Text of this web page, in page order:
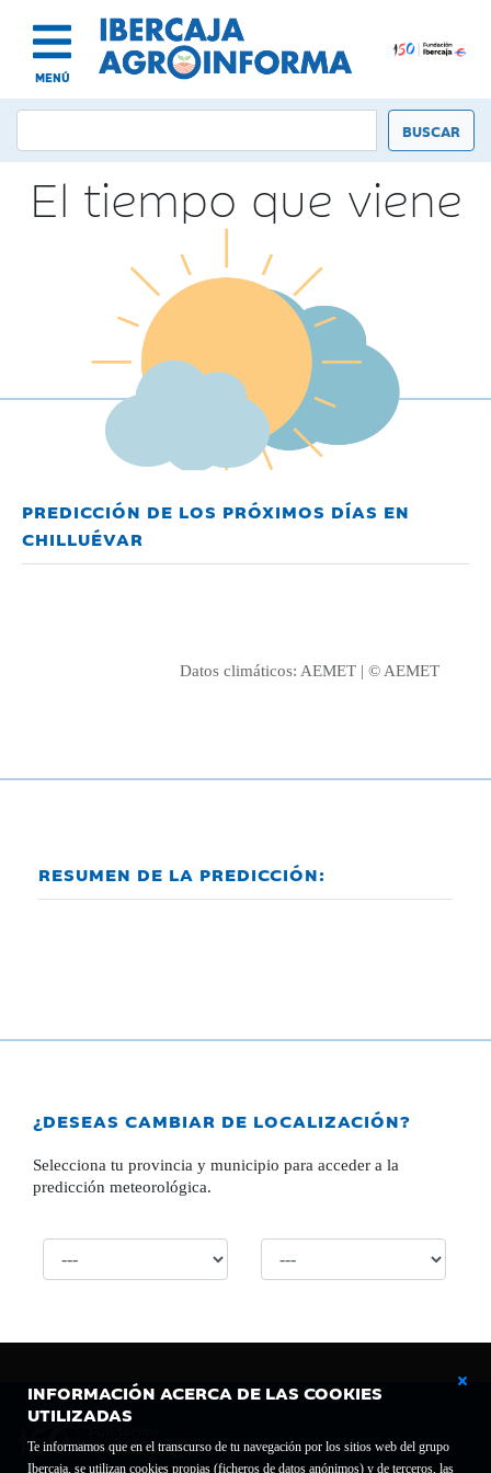
MENÚ
INFORMACIÓN ACERCA DE LAS COOKIES
UTILIZADAS
Te informamos que en el transcurso de tu navegación por los sitios web del grupo
Ibercaja, se utilizan cookies propias (ficheros de datos anónimos) y de terceros, las
El tiempo que viene
PREDICCIÓN DE LOS PRÓXIMOS DÍAS EN
CHILLUÉVAR
Datos climáticos: AEMET | © AEMET
RESUMEN DE LA PREDICCIÓN:
¿DESEAS CAMBIAR DE LOCALIZACIÓN?
Selecciona tu provincia y municipio para acceder a la
predicción meteorológica.